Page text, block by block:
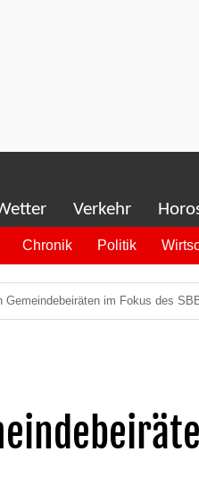
Verkehr
Chronik Politik
Gemeindebeiräten im Fokus des